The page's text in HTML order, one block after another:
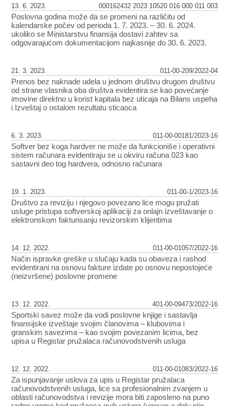
Poslovna godina može da se promeni na različitu od
kalendarske počev od perioda 1. 7. 2023. – 30. 6. 2024.
ukoliko se Ministarstvu finansija dostavi zahtev sa
odgovarajućom dokumentacijom najkasnije do 30. 6. 2023.
13. 6. 2023. 000162432 2023 10520 016 000 011 003
Prenos bez naknade udela u jednom društvu drugom društvu
od strane vlasnika oba društva evidentira se kao povećanje
imovine direktno u korist kapitala bez uticaja na Bilans uspeha
i Izveštaj o ostalom rezultatu sticaoca
21. 3. 2023. 011-00-209/2022-04
Softver bez koga hardver ne može da funkcioniše i operativni
sistem računara evidentiraju se u okviru računa 023 kao
sastavni deo tog hardvera, odnosno računara
6. 3. 2023. 011-00-00181/2023-16
Društvo za reviziju i njegovo povezano lice mogu pružati
usluge pristupa softverskoj aplikaciji za onlajn izveštavanje o
elektronskom fakturisanju revizorskim klijentima
19. 1. 2023. 011-00-1/2023-16
Način ispravke greške u slučaju kada su obaveza i rashod
evidentirani na osnovu fakture izdate po osnovu nepostojeće
(neizvršene) poslovne promene
14. 12. 2022. 011-00-01057/2022-16
Sportski savez može da vodi poslovne knjige i sastavlja
finansijske izveštaje svojim članovima – klubovima i
granskim savezima – kao svojim povezanim licima, bez
upisa u Registar pružalaca računovodstvenih usluga
13. 12. 2022. 401-00-09473/2022-16
Za ispunjavanje uslova za upis u Registar pružalaca
računovodstvenih usluga, lice sa profesionalnim zvanjem u
oblasti računovodstva i revizije mora biti zaposleno na puno
12. 12. 2022. 011-00-01083/2022-16